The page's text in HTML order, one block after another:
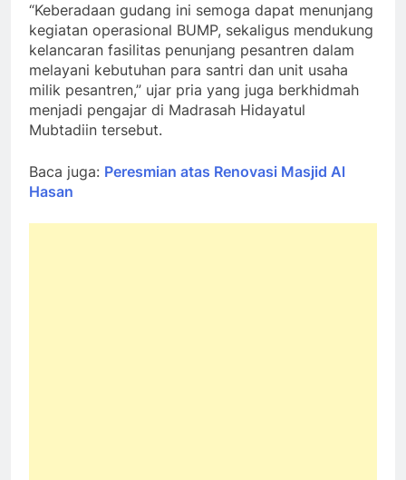
“Keberadaan gudang ini semoga dapat menunjang
kegiatan operasional BUMP, sekaligus mendukung
kelancaran fasilitas penunjang pesantren dalam
melayani kebutuhan para santri dan unit usaha
milik pesantren,” ujar pria yang juga berkhidmah
menjadi pengajar di Madrasah Hidayatul
Mubtadiin tersebut.
Baca juga: Peresmian atas Renovasi Masjid Al
Hasan